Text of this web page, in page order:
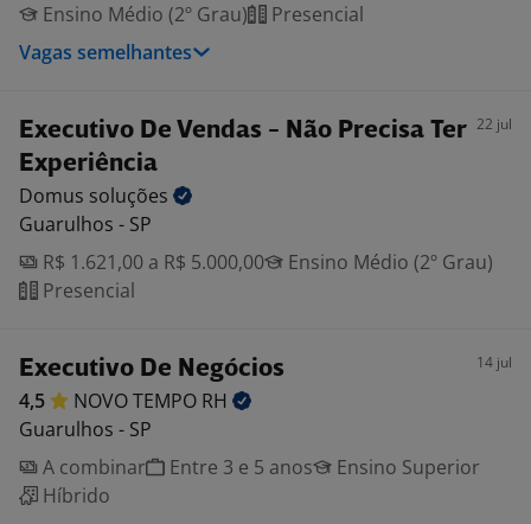
Ensino Médio (2º Grau)
Presencial
Vagas semelhantes
Executivo De Vendas - Não Precisa Ter
Experiência
22 jul
Domus soluções
Guarulhos - SP
R$ 1.621,00 a R$ 5.000,00
Ensino Médio (2º Grau)
Presencial
Executivo De Negócios 14 jul
4,5 NOVO TEMPO RH
Guarulhos - SP
A combinar
Entre 3 e 5 anos
Ensino Superior
Híbrido